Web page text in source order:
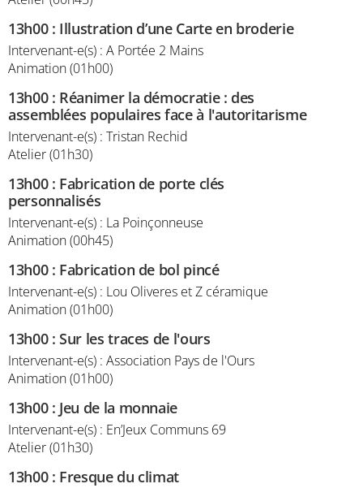
13h00: Illustration d’une Carte en broderie
Intervenant-e(s) : A Portée 2 Mains
Animation (01h00)
13h00: Réanimer la démocratie : des
assemblées populaires face à l'autoritarisme
Intervenant-e(s) : Tristan Rechid
Atelier (01h30)
13h00: Fabrication de porte clés
personnalisés
Intervenant-e(s) : La Poinçonneuse
Animation (00h45)
13h00: Fabrication de bol pincé
Intervenant-e(s) : Lou Oliveres et Z céramique
Animation (01h00)
13h00:Sur les traces de l'ours
Intervenant-e(s) : Association Pays de l'Ours
Animation (01h00)
13h00: Jeu de la monnaie
Intervenant-e(s) : En’Jeux Communs 69
Atelier (01h30)
13h00: Fresque du climat